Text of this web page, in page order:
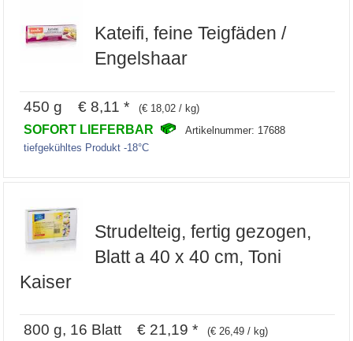
Kateifi, feine Teigfäden /
Engelshaar
450 g € 8,11 * (€ 18,02 / kg)
SOFORT LIEFERBAR
Artikelnummer: 17688
tiefgekühltes Produkt -18°C
Strudelteig, fertig gezogen,
Blatt a 40 x 40 cm, Toni
Kaiser
800 g, 16 Blatt € 21,19 * (€ 26,49 / kg)